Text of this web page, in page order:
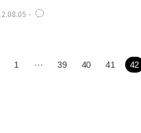
옮길 수 있는 능력을 키워야 합니다.
는 열고, 공이 낮을 때, 왼발이 높을
1 ··· 39 40 41 42